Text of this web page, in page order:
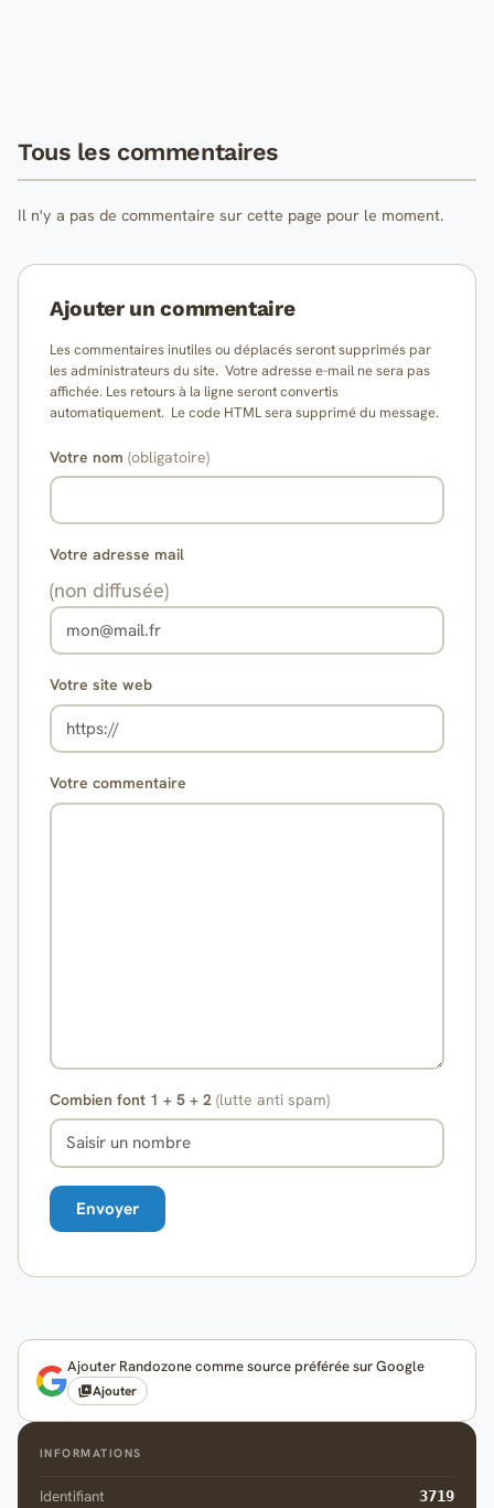
Tous les commentaires
Il n'y a pas de commentaire sur cette page pour le moment.
Ajouter un commentaire
Les commentaires inutiles ou déplacés seront supprimés par
les administrateurs du site. Votre adresse e-mail ne sera pas
affichée. Les retours à la ligne seront convertis
automatiquement. Le code HTML sera supprimé du message.
Votre nom (obligatoire)
Votre adresse mail
(non diffusée)
Votre site web
Votre commentaire
Combien font 1 + 5 + 2 (lutte anti spam)
Ajouter Randozone comme source préférée sur Google
Ajouter
INFORMATIONS
Identifiant 3719